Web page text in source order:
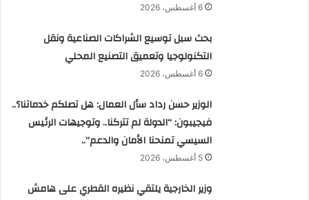
6 أغسطس، 2026
بحث سبل توسيع الشراكات الصناعية ونقل
التكنولوجيا وتعميق التصنيع المحلي
6 أغسطس، 2026
الوزير حسن رداد سأل العمال: هل تصلكم خدماتنا؟..
فيجيبون: “الدولة لم تتركنا.. وتوجيهات الرئيس
السيسي تمنحنا الأمان والدعم”..
5 أغسطس، 2026
وزير الخارجية يلتقي نظيره القطري على هامش